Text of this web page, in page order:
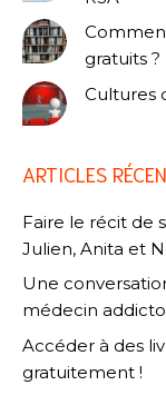
gratuits ?
Cultures
ARTICLES
Faire le récit de
Julien, Anita et
Une
médecin
Accéder à des
gratuitement !